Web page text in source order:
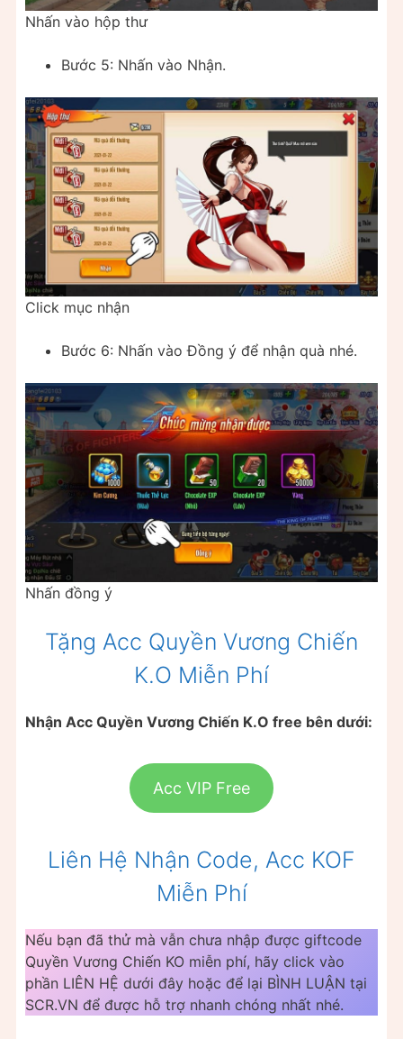
Nhấn vào hộp thư
Bước 5: Nhấn vào Nhận.
Click mục nhận
Bước 6: Nhấn vào Đồng ý để nhận quà nhé.
Nhấn đồng ý
Tặng Acc Quyền Vương Chiến
K.O Miễn Phí
Nhận Acc Quyền Vương Chiến K.O free bên dưới:
Acc VIP Free
Liên Hệ Nhận Code, Acc KOF
Miễn Phí
Nếu bạn đã thử mà vẫn chưa nhập được giftcode
Quyền Vương Chiến KO miễn phí, hãy click vào
phần LIÊN HỆ dưới đây hoặc để lại BÌNH LUẬN tại
SCR.VN để được hỗ trợ nhanh chóng nhất nhé.